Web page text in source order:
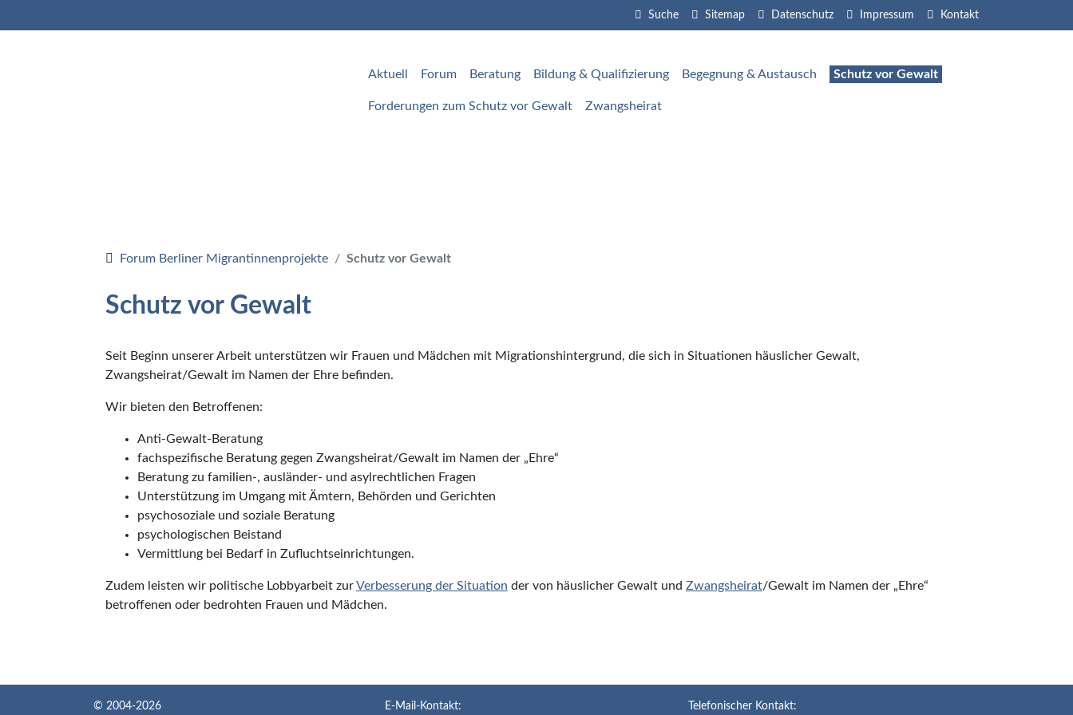
Suche Sitemap Datenschutz Impressum Kontakt
Navigation überspringen
Aktuell Forum Beratung Bildung & Qualifizierung Begegnung & Austausch Schutz vor Gewalt
Navigation überspringen
Forderungen zum Schutz vor Gewalt Zwangsheirat
Forum Berliner Migrantinnenprojekte Schutz vor Gewalt
Schutz vor Gewalt
Seit Beginn unserer Arbeit unterstützen wir Frauen und Mädchen mit Migrationshintergrund, die sich in Situationen häuslicher Gewalt,
Zwangsheirat/Gewalt im Namen der Ehre befinden.
Wir bieten den Betroffenen:
Anti-Gewalt-Beratung
fachspezifische Beratung gegen Zwangsheirat/Gewalt im Namen der „Ehre“
Beratung zu familien-, ausländer- und asylrechtlichen Fragen
Unterstützung im Umgang mit Ämtern, Behörden und Gerichten
psychosoziale und soziale Beratung
psychologischen Beistand
Vermittlung bei Bedarf in Zufluchtseinrichtungen.
Zudem leisten wir politische Lobbyarbeit zurVerbesserung der Situation der von häuslicher Gewalt und Zwangsheirat/Gewalt im Namen der „Ehre“
betroffenen oder bedrohten Frauen und Mädchen.
© 2004-2026 E-Mail-Kontakt: Telefonischer Kontakt: